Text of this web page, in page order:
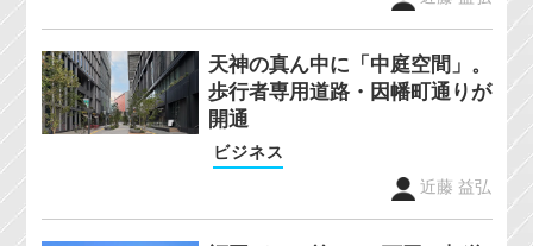
天神の真ん中に「中庭空間」。
歩行者専用道路・因幡町通りが
開通
ビジネス
近藤 益弘